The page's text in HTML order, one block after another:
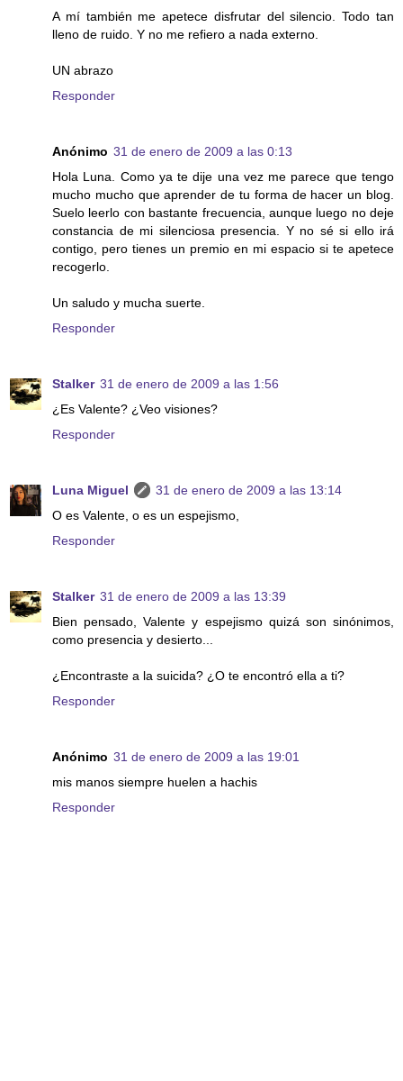
A mí también me apetece disfrutar del silencio. Todo tan
lleno de ruido. Y no me refiero a nada externo.
UN abrazo
Responder
Anónimo 31 de enero de 2009 a las 0:13
Hola Luna. Como ya te dije una vez me parece que tengo
mucho mucho que aprender de tu forma de hacer un blog.
Suelo leerlo con bastante frecuencia, aunque luego no deje
constancia de mi silenciosa presencia. Y no sé si ello irá
contigo, pero tienes un premio en mi espacio si te apetece
recogerlo.
Un saludo y mucha suerte.
Responder
Stalker 31 de enero de 2009 a las 1:56
¿Es Valente? ¿Veo visiones?
Responder
Luna Miguel
31 de enero de 2009 a las 13:14
O es Valente, o es un espejismo,
Responder
Stalker 31 de enero de 2009 a las 13:39
Bien pensado, Valente y espejismo quizá son sinónimos,
como presencia y desierto...
¿Encontraste a la suicida? ¿O te encontró ella a ti?
Responder
Anónimo 31 de enero de 2009 a las 19:01
mis manos siempre huelen a hachis
Responder